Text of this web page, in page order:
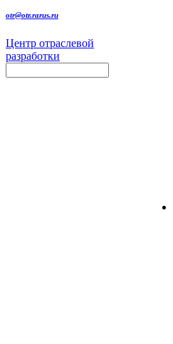
otr@otr.rarus.ru
Центр отраслевой
разработки